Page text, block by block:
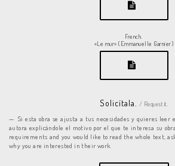
French.
«Le mur» (Emmanuelle Garnier)
Solicítala. / Request it.
Si esta obra se ajusta a tus necesidades y quieres leer
autora explicándole el motivo por el que te interesa su
requirements and you would like to read the whole text,
why you are interested in their work.